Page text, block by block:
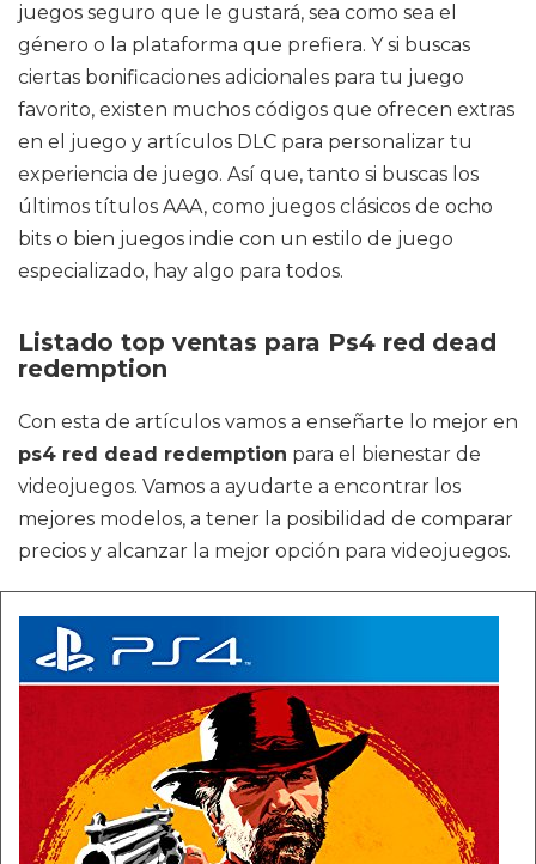
juegos seguro que le gustará, sea como sea el
género o la plataforma que prefiera. Y si buscas
ciertas bonificaciones adicionales para tu juego
favorito, existen muchos códigos que ofrecen extras
en el juego y artículos DLC para personalizar tu
experiencia de juego. Así que, tanto si buscas los
últimos títulos AAA, como juegos clásicos de ocho
bits o bien juegos indie con un estilo de juego
especializado, hay algo para todos.
Listado top ventas para Ps4 red dead
redemption
Con esta de artículos vamos a enseñarte lo mejor en
ps4 red dead redemption para el bienestar de
videojuegos. Vamos a ayudarte a encontrar los
mejores modelos, a tener la posibilidad de comparar
precios y alcanzar la mejor opción para videojuegos.